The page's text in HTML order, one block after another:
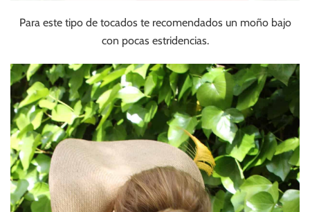
Para este tipo de tocados te recomendados un moño bajo
con pocas estridencias.